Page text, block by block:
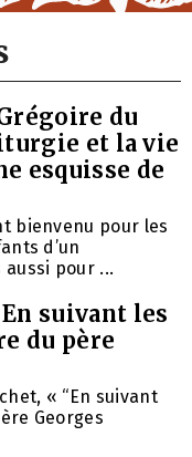
du
et la vie
esquisse de
bienvenu pour les
d’un
pour ...
suivant les
du père
« “En suivant
Georges